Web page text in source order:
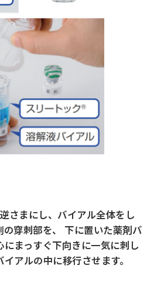
さまにし、バイアル全体をし
の穿刺部を、 下に置いた薬剤バ
まっすぐ下向きに一気に刺し
アルの中に移行させます。